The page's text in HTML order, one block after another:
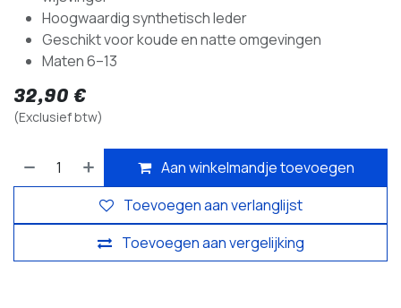
Hoogwaardig synthetisch leder
Geschikt voor koude en natte omgevingen
Maten 6–13
32,90 €
(Exclusief btw)
Aan winkelmandje toevoegen
Toevoegen aan vergelijking
Toevoegen aan verlanglijst